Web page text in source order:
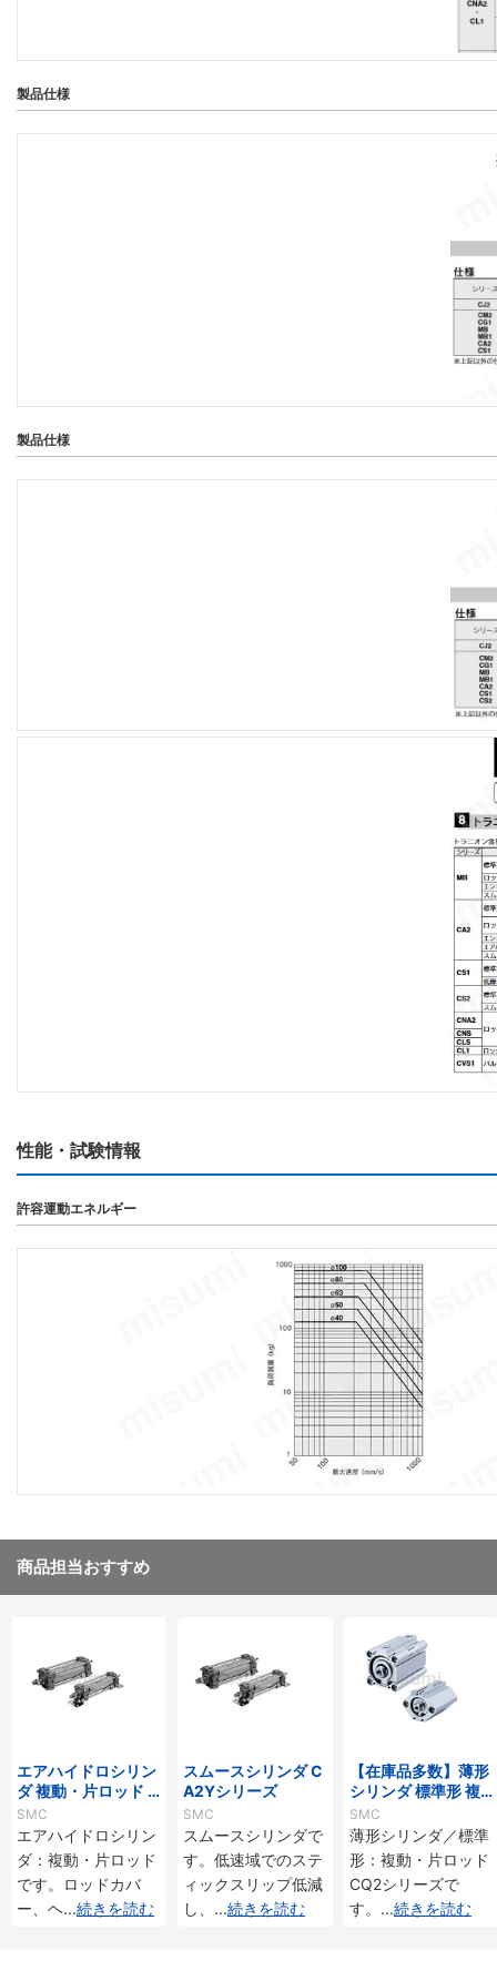
製品仕様
製品仕様
性能・試験情報
許容運動エネルギー
商品担当おすすめ
エアハイドロシリン
ダ 複動・片ロッド C
A2□Hシリーズ
SMC
エアハイドロシリン
ダ：複動・片ロッド
です。ロッドカバ
ー、ヘ...続きを読む
スムースシリンダ C
A2Yシリーズ
SMC
スムースシリンダで
す。低速域でのステ
ィックスリップ低減
し、 ...続きを読む
【在庫品多数】薄形
シリンダ 標準形 複
動・片ロッド CQ2
シリーズ
SMC
薄形シリンダ／標準
形：複動・片ロッド
CQ2シリーズで
す。 ...続きを読む